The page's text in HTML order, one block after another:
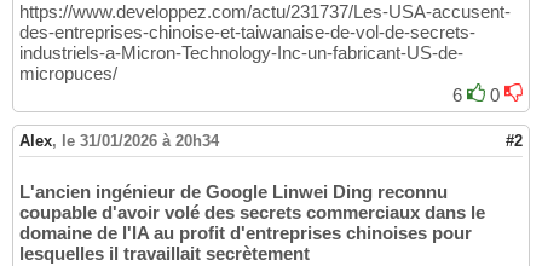
https://www.developpez.com/actu/231737/Les-USA-accusent-
des-entreprises-chinoise-et-taiwanaise-de-vol-de-secrets-
industriels-a-Micron-Technology-Inc-un-fabricant-US-de-
micropuces/
6
0
Alex, le 31/01/2026 à 20h34 #2
L'ancien ingénieur de Google Linwei Ding reconnu
coupable d'avoir volé des secrets commerciaux dans le
domaine de l'IA au profit d'entreprises chinoises pour
lesquelles il travaillait secrètement